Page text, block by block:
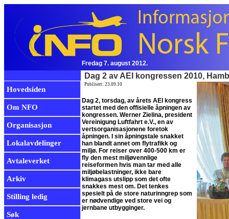
Fredag 7. august 2012.
Hovedsiden
Om NFO
Organisasjon
Lokalavdelinger
Avtaleverket
Arkiv
Stilling ledig
Søk
Dag 2 av AEI kongressen 2010,
Publisert: 23.09.10
Dag 2, torsdag, av årets AEI kongress
startet med den offisielle åpningen av
kongressen. Werner Zielina, president
Vereinigung Luftfahrt e.V., en av
vertsorganisasjonene foretok
åpningen. I sin åpningstale snakket
han blandt annet om flytrafikk og
miljø. For reiser over 400-500 km er
fly den mest miljøvennlige
reiseformen hvis man tar med alle
miljøbelastninger, ikke bare
klimagass utslipp som det ofte
snakkes mest om. Det tenkes
spesielt på de store naturinngrep som
er nødvendige ved store vei og
jernbane utbygginger.